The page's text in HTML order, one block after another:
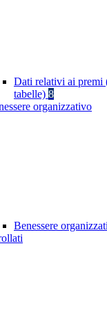
Dati relativi ai premi
tabelle) 8
organizzativo
Benessere